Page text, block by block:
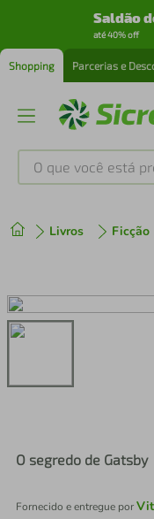
Saldão
até 40% off
Shopping Parcerias e
O que você está
Livros Ficção
O segredo de Gatsby
Fornecido e entregue por
2º cafeteira